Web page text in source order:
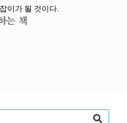
이가 될 것이다.
는 책